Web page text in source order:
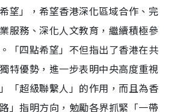
望」，希望香港深化區域合作、完
服務、深化人文教育，繼續積極參
「四點希望」不但指出了香港在共
特優勢，進一步表明中央高度重視
「超級聯繫人」的作用，而且為香
」指明方向，勉勵各界抓緊「一帶